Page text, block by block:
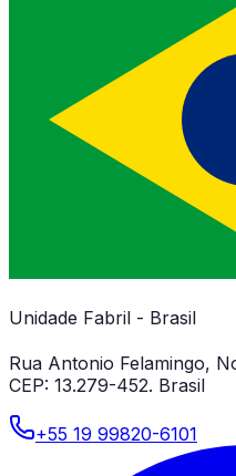
Unidade Fabril - Brasil
Rua Antonio Felamingo,
CEP: 13.279-452. Brasil
+55 19 99820-6101